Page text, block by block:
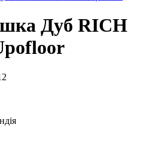
Дуб RICH